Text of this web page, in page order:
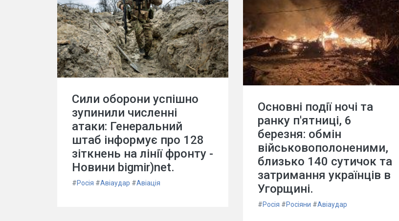
Сили оборони успішно
зупинили численні
атаки: Генеральний
штаб інформує про 128
зіткнень на лінії фронту -
Новини bigmir)net.
#Росія #Авіаудар #Авіація
Основні події ночі та
ранку п'ятниці, 6
березня: обмін
військовополоненими,
близько 140 сутичок та
затримання українців в
Угорщині.
#Росія #Росіяни #Авіаудар